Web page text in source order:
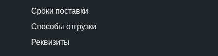
Сроки поставки
Способы отгрузки
Реквизиты